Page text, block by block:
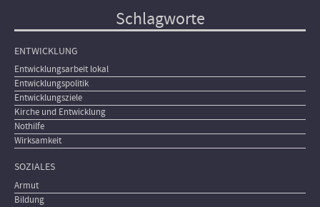
Schlagworte
ENTWICKLUNG
Entwicklungsarbeit lokal
Entwicklungspolitik
Entwicklungsziele
Kirche und Entwicklung
Nothilfe
Wirksamkeit
SOZIALES
Armut
Bildung